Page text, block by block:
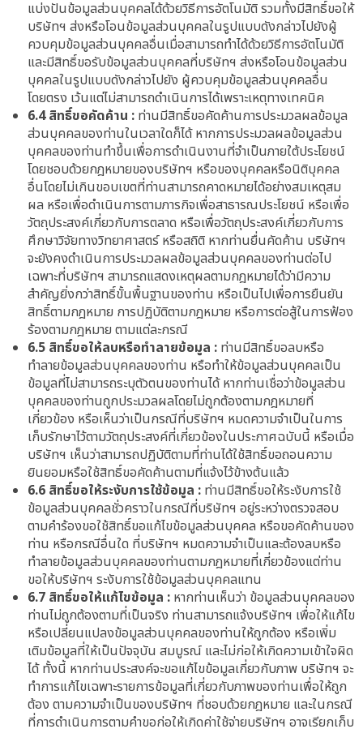
แบ่งปันข้อมูลส่วนบุคคลได้ด้วยวิธีการอัตโนมัติ รวมทั้งมีสิทธิ์ขอให้
บริษัทฯ ส่งหรือโอนข้อมูลส่วนบุคคลในรูปแบบดังกล่าวไปยังผู้
ควบคุมข้อมูลส่วนบุคคลอื่นเมื่อสามารถทำได้ด้วยวิธีการอัตโนมัติ
และมีสิทธิ์ขอรับข้อมูลส่วนบุคคลที่บริษัทฯ ส่งหรือโอนข้อมูลส่วน
บุคคลในรูปแบบดังกล่าวไปยัง ผู้ควบคุมข้อมูลส่วนบุคคลอื่น
โดยตรง เว้นแต่ไม่สามารถดำเนินการได้เพราะเหตุทางเทคนิค
6.4 สิทธิ์ขอคัดค้าน : ท่านมีสิทธิ์ขอคัดค้านการประมวลผลข้อมูล
ส่วนบุคคลของท่านในเวลาใดก็ได้ หากการประมวลผลข้อมูลส่วน
บุคคลของท่านทำขึ้นเพื่อการดำเนินงานที่จำเป็นภายใต้ประโยชน์
โดยชอบด้วยกฎหมายของบริษัทฯ หรือของบุคคลหรือนิติบุคคล
อื่นโดยไม่เกินขอบเขตที่ท่านสามารถคาดหมายได้อย่างสมเหตุสม
ผล หรือเพื่อดำเนินการตามภารกิจเพื่อสาธารณประโยชน์ หรือเพื่อ
วัตถุประสงค์เกี่ยวกับการตลาด หรือเพื่อวัตถุประสงค์เกี่ยวกับการ
ศึกษาวิจัยทางวิทยาศาสตร์ หรือสถิติ หากท่านยื่นคัดค้าน บริษัทฯ
จะยังคงดำเนินการประมวลผลข้อมูลส่วนบุคคลของท่านต่อไป
เฉพาะที่บริษัทฯ สามารถแสดงเหตุผลตามกฎหมายได้ว่ามีความ
สำคัญยิ่งกว่าสิทธิ์ขั้นพื้นฐานของท่าน หรือเป็นไปเพื่อการยืนยัน
สิทธิ์ตามกฎหมาย การปฏิบัติตามกฎหมาย หรือการต่อสู้ในการฟ้อง
ร้องตามกฎหมาย ตามแต่ละกรณี
6.5 สิทธิ์ขอให้ลบหรือทำลายข้อมูล : ท่านมีสิทธิ์ขอลบหรือ
ทำลายข้อมูลส่วนบุคคลของท่าน หรือทำให้ข้อมูลส่วนบุคคลเป็น
ข้อมูลที่ไม่สามารถระบุตัวตนของท่านได้ หากท่านเชื่อว่าข้อมูลส่วน
บุคคลของท่านถูกประมวลผลโดยไม่ถูกต้องตามกฎหมายที่
เกี่ยวข้อง หรือเห็นว่าเป็นกรณีที่บริษัทฯ หมดความจำเป็นในการ
เก็บรักษาไว้ตามวัตถุประสงค์ที่เกี่ยวข้องในประกาศฉบับนี้ หรือเมื่อ
บริษัทฯ เห็นว่าสามารถปฏิบัติตามที่ท่านได้ใช้สิทธิ์ขอถอนความ
ยินยอมหรือใช้สิทธิ์ขอคัดค้านตามที่แจ้งไว้ข้างต้นแล้ว
6.6 สิทธิ์ขอให้ระงับการใช้ข้อมูล : ท่านมีสิทธิ์ขอให้ระงับการใช้
ข้อมูลส่วนบุคคลชั่วคราวในกรณีที่บริษัทฯ อยู่ระหว่างตรวจสอบ
ตามคำร้องขอใช้สิทธิ์ขอแก้ไขข้อมูลส่วนบุคคล หรือขอคัดค้านของ
ท่าน หรือกรณีอื่นใด ที่บริษัทฯ หมดความจำเป็นและต้องลบหรือ
ทำลายข้อมูลส่วนบุคคลของท่านตามกฎหมายที่เกี่ยวข้องแต่ท่าน
ขอให้บริษัทฯ ระงับการใช้ข้อมูลส่วนบุคคลแทน
6.7 สิทธิ์ขอให้แก้ไขข้อมูล : หากท่านเห็นว่า ข้อมูลส่วนบุคคลของ
ท่านไม่ถูกต้องตามที่เป็นจริง ท่านสามารถแจ้งบริษัทฯ เพื่อให้แก้ไข
หรือเปลี่ยนแปลงข้อมูลส่วนบุคคลของท่านให้ถูกต้อง หรือเพิ่ม
เติมข้อมูลที่ให้เป็นปัจจุบัน สมบูรณ์ และไม่ก่อให้เกิดความเข้าใจผิด
ได้ ทั้งนี้ หากท่านประสงค์จะขอแก้ไขข้อมูลเกี่ยวกับภาพ บริษัทฯ จะ
ทำการแก้ไขเฉพาะรายการข้อมูลที่เกี่ยวกับภาพของท่านเพื่อให้ถูก
ต้อง ตามความจำเป็นของบริษัทฯ ที่ชอบด้วยกฎหมาย และในกรณี
ที่การดำเนินการตามคำขอก่อให้เกิดค่าใช้จ่ายบริษัทฯ อาจเรียกเก็บ